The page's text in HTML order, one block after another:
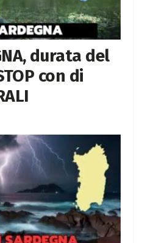
durata del
con di